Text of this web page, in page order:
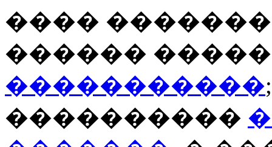
����
������
�����������
����������